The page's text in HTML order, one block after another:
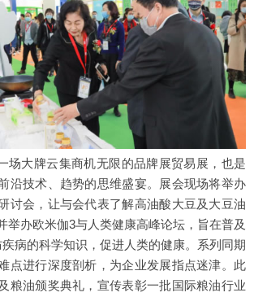
场大牌云集商机无限的品牌展贸易展，也是
沿技术、趋势的思维盛宴。展会现场将举办
讨会，让与会代表了解高油酸大豆及大豆油
举办欧米伽3与人类健康高峰论坛，旨在普及
病的科学知识，促进人类的健康。系列同期
点进行深度剖析，为企业发展指点迷津。此
粮油颁奖典礼，宣传表彰一批国际粮油行业